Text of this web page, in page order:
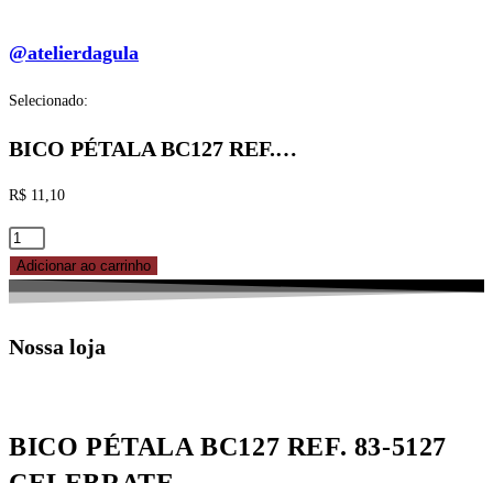
@atelierdagula
Selecionado:
BICO PÉTALA BC127 REF.…
R$ 11,10
BICO
PÉTALA
BC127
83-
Adicionar ao carrinho
Nossa loja
BICO PÉTALA BC127 REF. 83-5127